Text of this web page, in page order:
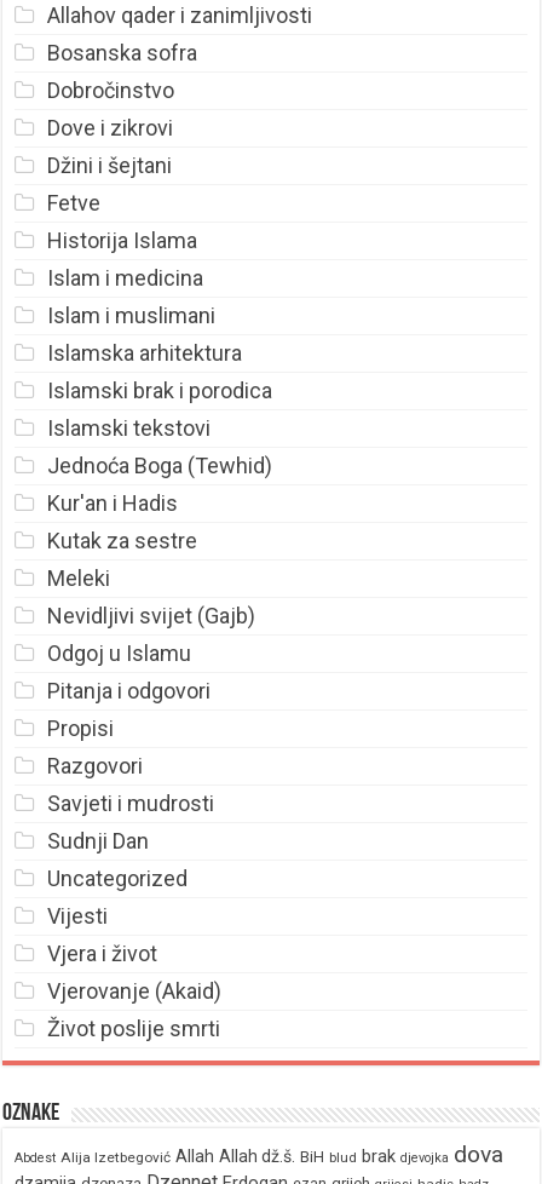
Allahov qader i zanimljivosti
Bosanska sofra
Dobročinstvo
Dove i zikrovi
Džini i šejtani
Fetve
Historija Islama
Islam i medicina
Islam i muslimani
Islamska arhitektura
Islamski brak i porodica
Islamski tekstovi
Jednoća Boga (Tewhid)
Kur'an i Hadis
Kutak za sestre
Meleki
Nevidljivi svijet (Gajb)
Odgoj u Islamu
Pitanja i odgovori
Propisi
Razgovori
Savjeti i mudrosti
Sudnji Dan
Uncategorized
Vijesti
Vjera i život
Vjerovanje (Akaid)
Život poslije smrti
Oznake
Abdest Alija Izetbegović Allah Allah dž.š. BiH blud brak djevojka dova